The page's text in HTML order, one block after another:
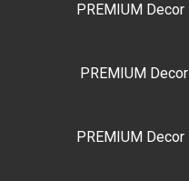
PREMIUM Decor
PREMIUM Decor
PREMIUM Decor